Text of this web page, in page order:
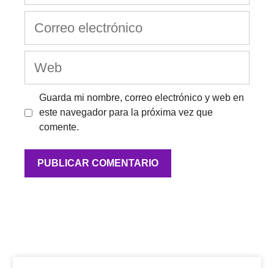
Guarda mi nombre, correo electrónico y web en
este navegador para la próxima vez que
comente.